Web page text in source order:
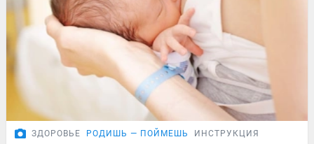
ЗДОРОВЬЕ РОДИШЬ — ПОЙМЕШЬ ИНСТРУКЦИЯ